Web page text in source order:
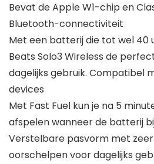
Bevat de Apple W1-chip en
Bluetooth-connectiviteit
Met een batterij die tot wel 40
Beats Solo3 Wireless de
dagelijks gebruik. Compatibel
devices
Met Fast Fuel kun je na 5
afspelen wanneer de batterij
Verstelbare pasvorm met
oorschelpen voor dagelijks